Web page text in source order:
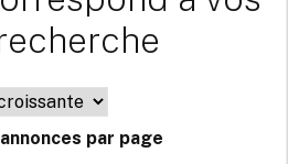
annonces par page